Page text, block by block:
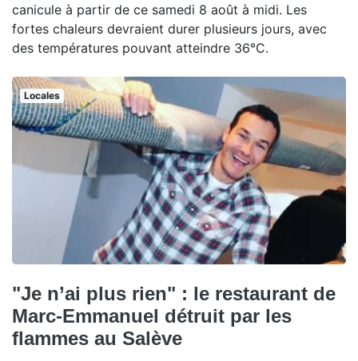
canicule à partir de ce samedi 8 août à midi. Les
fortes chaleurs devraient durer plusieurs jours, avec
des températures pouvant atteindre 36°C.
Locales
"Je n’ai plus rien" : le restaurant de
Marc-Emmanuel détruit par les
flammes au Salève